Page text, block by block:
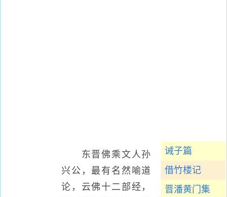
诫子篇
借竹楼记
晋潘黄门集
东晋佛乘文人孙
兴公，最有名然喻道
论，云佛十二部经，